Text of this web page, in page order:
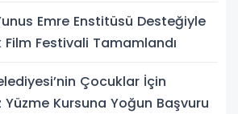
Emre Enstitüsü Desteğiyle
Film Festivali Tamamlandı
Çocuklar İçin
Yüzme Kursuna Yoğun Başvuru